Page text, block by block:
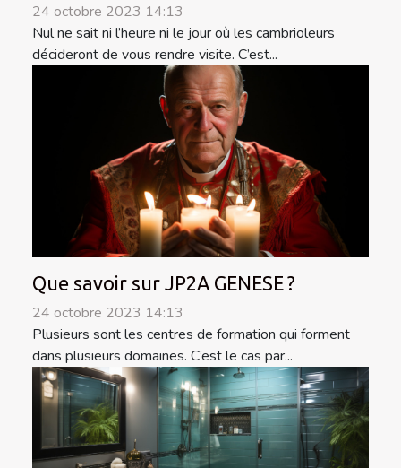
24 octobre 2023 14:13
Nul ne sait ni l’heure ni le jour où les cambrioleurs
décideront de vous rendre visite. C’est...
Que savoir sur JP2A GENESE ?
24 octobre 2023 14:13
Plusieurs sont les centres de formation qui forment
dans plusieurs domaines. C’est le cas par...